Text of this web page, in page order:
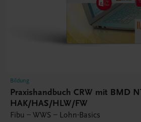
Bildung
Praxishandbuch CRW mit BMD
HAK/HAS/HLW/FW
Fibu – WWS – Lohn-Basics